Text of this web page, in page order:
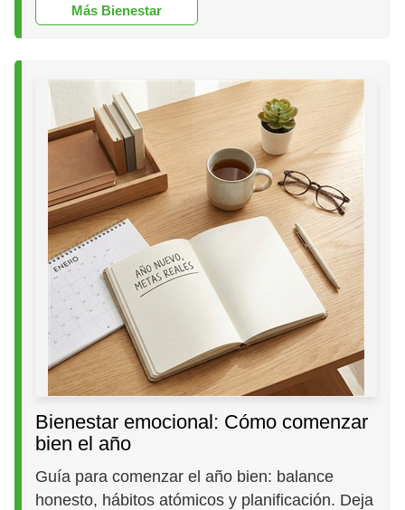
Más Bienestar
Bienestar emocional: Cómo comenzar
bien el año
Guía para comenzar el año bien: balance
honesto, hábitos atómicos y planificación. Deja